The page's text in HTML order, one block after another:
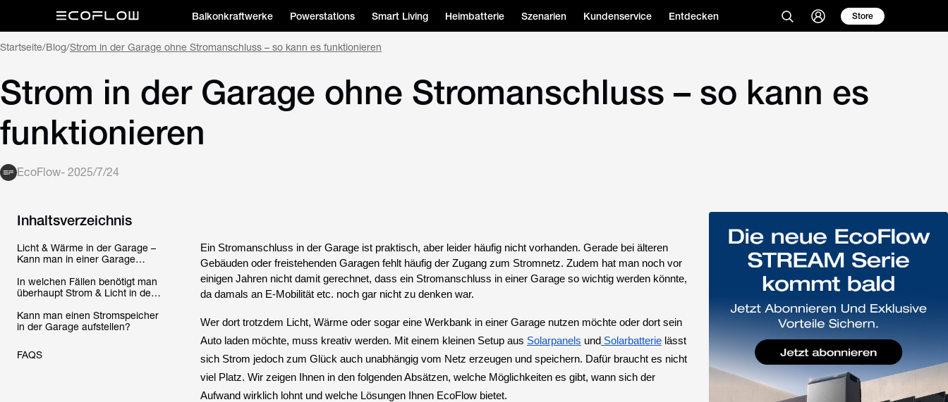
Balkonkraftwerke Powerstations Smart Living Heimbatterie Szenarien Kundenservice Entdecken Store
Startseite/Blog/Strom in der Garage ohne Stromanschluss – so kann es funktionieren
Strom in der Garage ohne Stromanschluss – so kann es
funktionieren
EcoFlow- 2025/7/24
Inhaltsverzeichnis
Licht & Wärme in der Garage –
Kann man in einer Garage
Stromanschluss hat?
In welchen Fällen benötigt man
überhaupt Strom & Licht in der
Kann man einen Stromspeicher
in der Garage aufstellen?
FAQS
Ein Stromanschluss in der Garage ist praktisch, aber leider häufig nicht vorhanden. Gerade bei älteren
Gebäuden oder freistehenden Garagen fehlt häufig der Zugang zum Stromnetz. Zudem hat man noch vor
einigen Jahren nicht damit gerechnet, dass ein Stromanschluss in einer Garage so wichtig werden könnte,
da damals an E-Mobilität etc. noch gar nicht zu denken war.
Wer dort trotzdem Licht, Wärme oder sogar eine Werkbank in einer Garage nutzen möchte oder dort sein
Auto laden möchte, muss kreativ werden. Mit einem kleinen Setup aus Solarpanels und Solarbatterielässt
sich Strom jedoch zum Glück auch unabhängig vom Netz erzeugen und speichern. Dafür braucht es nicht
viel Platz. Wir zeigen Ihnen in den folgenden Absätzen, welche Möglichkeiten es gibt, wann sich der
Aufwand wirklich lohnt und welche Lösungen Ihnen EcoFlow bietet.